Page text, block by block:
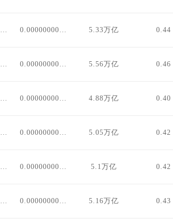
REDFEG/USDT 0.00000000000 5.33万亿 0.44
REDFEG/USDT 0.00000000000 5.56万亿 0.46
REDFEG/USDT 0.00000000000 4.88万亿 0.40
REDFEG/USDT 0.00000000000 5.05万亿 0.42
REDFEG/USDT 0.00000000000 5.1万亿 0.42
REDFEG/USDT 0.00000000000 5.16万亿 0.43